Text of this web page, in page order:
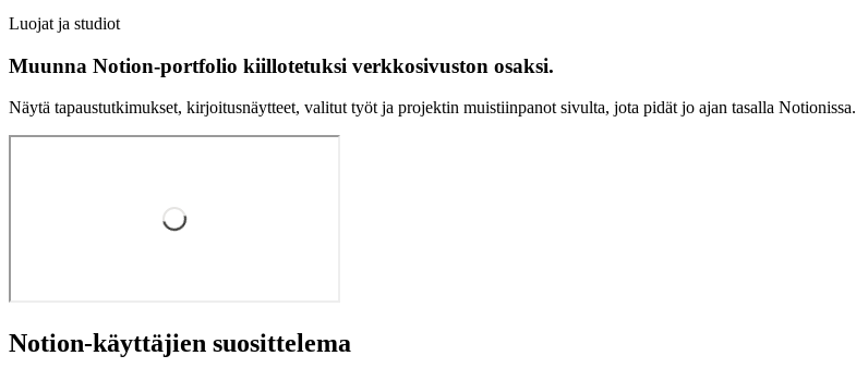
Luojat ja studiot
Muunna Notion-portfolio kiillotetuksi verkkosivuston osaksi.
Näytä tapaustutkimukset, kirjoitusnäytteet, valitut työt ja projektin muistiinpanot sivulta, jota pidät jo ajan tasalla Notionissa.
Notion-käyttäjien suosittelema